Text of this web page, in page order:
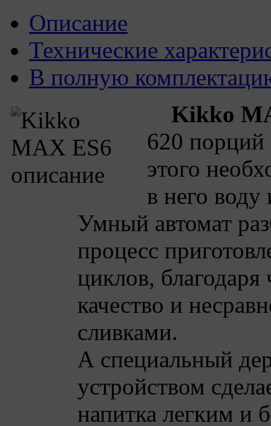
Описание
Технические
В полную
Kikko
620 порций
этого
в него
Умный автомат
процесс
циклов, благодаря
качество и
сливками.
А специальный
устройством
напитка легким и